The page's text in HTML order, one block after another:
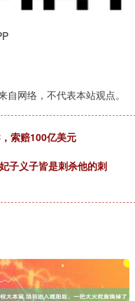
网络，不代表本站观点。
索赔100亿美元
子义子皆是刺杀他的刺